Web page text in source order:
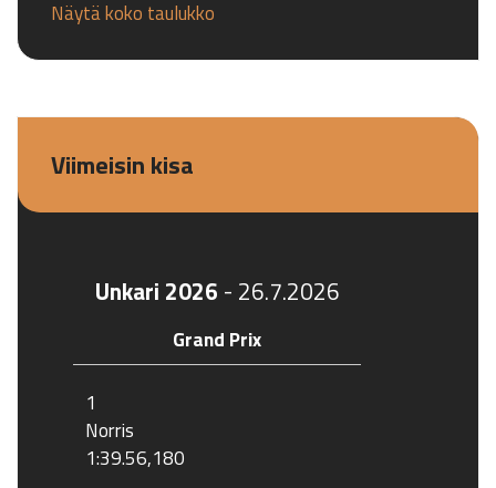
Näytä koko taulukko
Viimeisin kisa
Unkari 2026 - 26.7.2026
Grand Prix
1
Norris
1:39.56,180